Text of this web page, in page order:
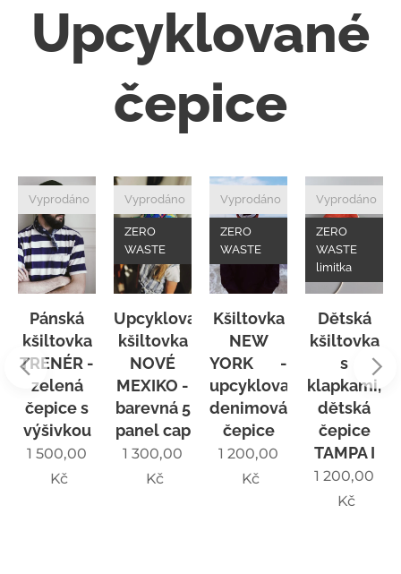
Upcyklované
čepice
Pánská
kšiltovka
TRENÉR -
zelená
čepice s
výšivkou
Vyprodáno
1 500,00
Kč
Upcyklovaná
kšiltovka
NOVÉ
MEXIKO -
barevná 5
panel cap
Vyprodáno
ZERO
WASTE
1 300,00
Kč
Kšiltovka
NEW
YORK ☮️ -
upcyklovaná
denimová
čepice
Vyprodáno
ZERO
WASTE
1 200,00
Kč
Dětská
kšiltovka
s
klapkami,
dětská
čepice
TAMPA I
Vyprodáno
ZERO
WASTE
limitka
1 200,00
Kč